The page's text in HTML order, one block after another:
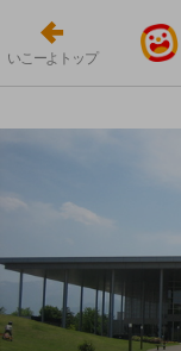
いこーよトップ